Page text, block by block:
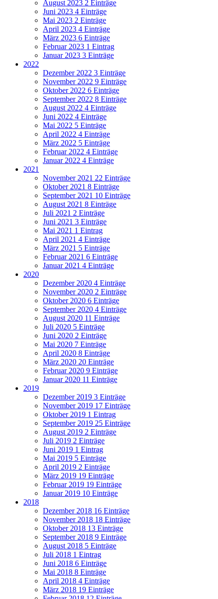
August 2023 2 Einträge
Juni 2023 4 Einträge
Mai 2023 2 Einträge
April 2023 4 Einträge
März 2023 6 Einträge
Februar 2023 1 Eintrag
Januar 2023 3 Einträge
2022
Dezember 2022 3 Einträge
November 2022 9 Einträge
Oktober 2022 6 Einträge
September 2022 8 Einträge
August 2022 4 Einträge
Juni 2022 4 Einträge
Mai 2022 5 Einträge
April 2022 4 Einträge
März 2022 5 Einträge
Februar 2022 4 Einträge
Januar 2022 4 Einträge
2021
November 2021 22 Einträge
Oktober 2021 8 Einträge
September 2021 10 Einträge
August 2021 8 Einträge
Juli 2021 2 Einträge
Juni 2021 3 Einträge
Mai 2021 1 Eintrag
April 2021 4 Einträge
März 2021 5 Einträge
Februar 2021 6 Einträge
Januar 2021 4 Einträge
2020
Dezember 2020 4 Einträge
November 2020 2 Einträge
Oktober 2020 6 Einträge
September 2020 4 Einträge
August 2020 11 Einträge
Juli 2020 5 Einträge
Juni 2020 2 Einträge
Mai 2020 7 Einträge
April 2020 8 Einträge
März 2020 20 Einträge
Februar 2020 9 Einträge
Januar 2020 11 Einträge
2019
Dezember 2019 3 Einträge
November 2019 17 Einträge
Oktober 2019 1 Eintrag
September 2019 25 Einträge
August 2019 2 Einträge
Juli 2019 2 Einträge
Juni 2019 1 Eintrag
Mai 2019 5 Einträge
April 2019 2 Einträge
März 2019 19 Einträge
Februar 2019 19 Einträge
Januar 2019 10 Einträge
2018
Dezember 2018 16 Einträge
November 2018 18 Einträge
Oktober 2018 13 Einträge
September 2018 9 Einträge
August 2018 5 Einträge
Juli 2018 1 Eintrag
Juni 2018 6 Einträge
Mai 2018 8 Einträge
April 2018 4 Einträge
März 2018 19 Einträge